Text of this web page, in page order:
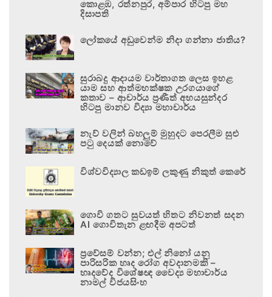
කොළඹ, රත්නපුර, අම්පාර හිටපු මහ
දිසාපති
ලෝකයේ අඩුවෙන්ම නිදා ගන්නා ජාතිය?
සුරාබදු ආදායම වාර්තාගත ලෙස ඉහළ
යාම සහ ආත්මභක්ෂක උරගයාගේ
කතාව – ආචාර්ය ප්‍රණීත් අභයසුන්දර
හිටපු මානව විද්‍යා මහාචාර්ය
නැව් වලින් බහලුම් මුහුදට පෙරලීම සුළු
පටු දෙයක් නොවේ
විශ්වවිද්‍යාල කඩඉම් ලකුණු නිකුත් කෙරේ
ගොවි ගතට සුවයත් හිතට නිවනත් සදන
AI ගොවිතැන ළඟදීම අපටත්
ප්‍රවේසම් වන්න; එල් නිනෝ යනු
පාරිසරික හෘද රෝග අවදානමකි –
හෘදවේද විශේෂඥ වෛද්‍ය මහාචාර්ය
නාමල් විජයසිංහ